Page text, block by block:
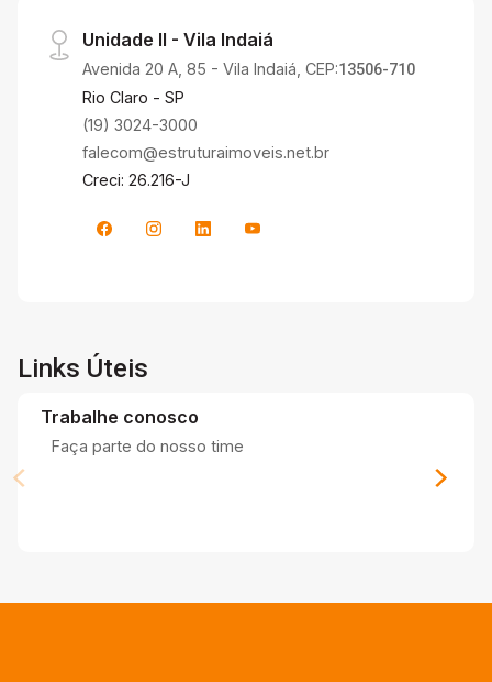
Unidade II - Vila Indaiá
Avenida 20 A, 85 - Vila Indaiá, CEP:13506-710
Rio Claro - SP
(19) 3024-3000
falecom@estruturaimoveis.net.br
Creci: 26.216-J
Links Úteis
Trabalhe conosco
Faça parte do nosso time